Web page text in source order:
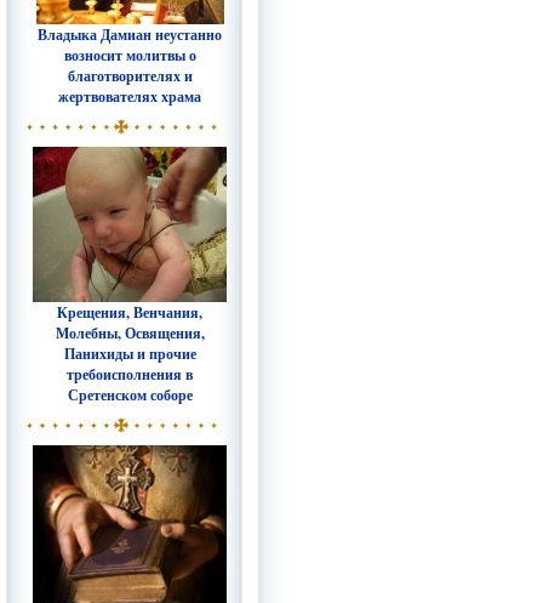
Владыка Дамиан неустанно
возносит молитвы о
благотворителях и
жертвователях храма
Крещения, Венчания,
Молебны, Освящения,
Панихиды и прочие
требоисполнения в
Сретенском соборе